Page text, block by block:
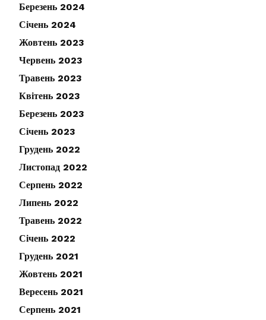
Березень 2024
Січень 2024
Жовтень 2023
Червень 2023
Травень 2023
Квітень 2023
Березень 2023
Січень 2023
Грудень 2022
Листопад 2022
Серпень 2022
Липень 2022
Травень 2022
Січень 2022
Грудень 2021
Жовтень 2021
Вересень 2021
Серпень 2021